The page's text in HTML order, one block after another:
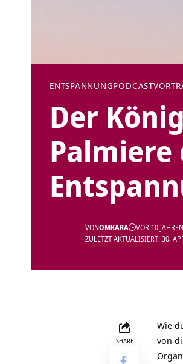
ENTSPANNUNGPODCAST
Der
Palmiere
ZULETZT AKTUALISIERT: 30.
VONOMKARA VOR 10 JAHREN
SHARE
Wie
von